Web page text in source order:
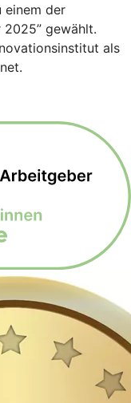
einem der
gewählt.
als